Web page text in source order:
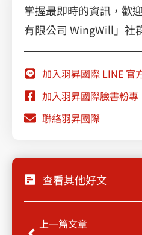
掌握最即時的資訊，歡
有限公司 WingWill」社
加入羽昇國際 LINE 官
加入羽昇國際臉書粉專
聯絡羽昇國際
查看其他好文
Prev
上一篇文章